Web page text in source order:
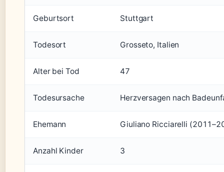
Geburtsort Stuttgart
Todesort Grosseto, Italien
Alter bei Tod 47
Todesursache Herzversagen nach
Ehemann Giuliano Ricciarelli
Anzahl Kinder 3